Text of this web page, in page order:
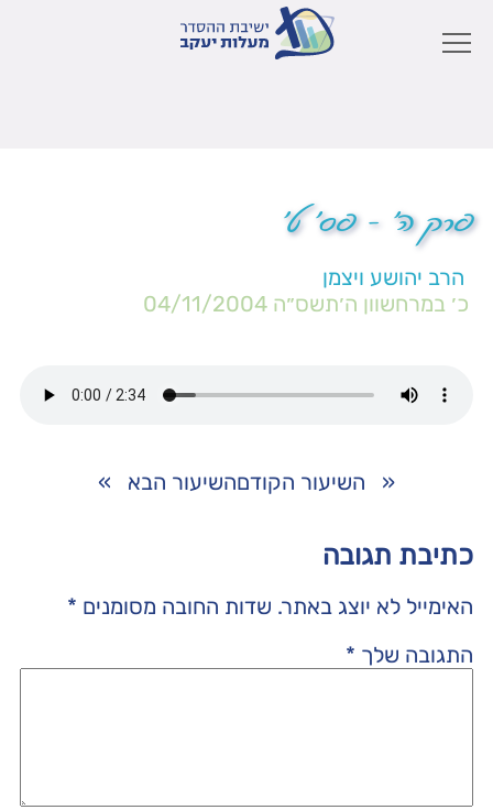
פרק ה' – פס' ט'
הרב יהושע ויצמן
כ׳ במרחשוון ה׳תשס״ה 04/11/2004
« השיעור הקודםהשיעור הבא »
כתיבת תגובה
האימייל לא יוצג באתר. שדות החובה מסומנים *
התגובה שלך *